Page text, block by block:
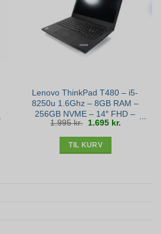
Lenovo ThinkPad T480 – i5-
8250u 1.6Ghz – 8GB RAM –
256GB NVME – 14″ FHD –
Bronze stand
1.995kr. Den
oprindelige
pris
1.695 kr.aktuelle
pris
TIL KURV